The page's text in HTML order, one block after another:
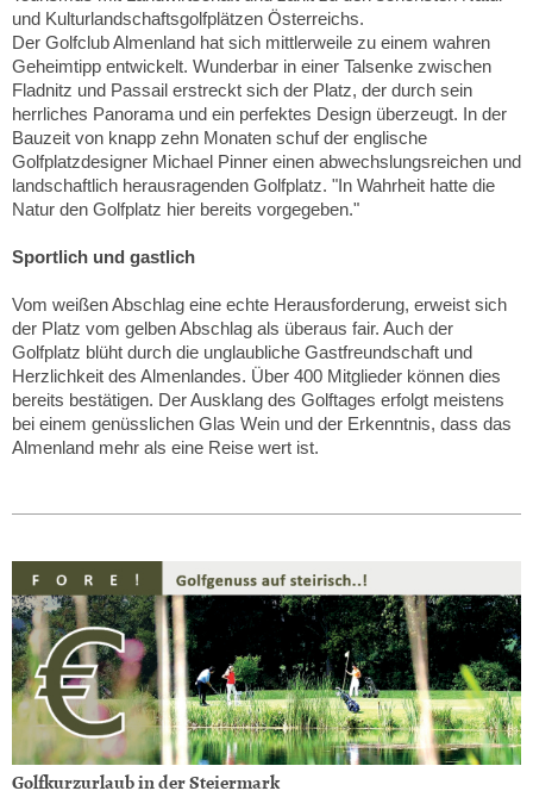
und Kulturlandschaftsgolfplätzen Österreichs.
Der Golfclub Almenland hat sich mittlerweile zu einem wahren
Geheimtipp entwickelt. Wunderbar in einer Talsenke zwischen
Fladnitz und Passail erstreckt sich der Platz, der durch sein
herrliches Panorama und ein perfektes Design überzeugt. In der
Bauzeit von knapp zehn Monaten schuf der englische
Golfplatzdesigner Michael Pinner einen abwechslungsreichen und
landschaftlich herausragenden Golfplatz. "In Wahrheit hatte die
Natur den Golfplatz hier bereits vorgegeben."
Sportlich und gastlich
Vom weißen Abschlag eine echte Herausforderung, erweist sich
der Platz vom gelben Abschlag als überaus fair. Auch der
Golfplatz blüht durch die unglaubliche Gastfreundschaft und
Herzlichkeit des Almenlandes. Über 400 Mitglieder können dies
bereits bestätigen. Der Ausklang des Golftages erfolgt meistens
bei einem genüsslichen Glas Wein und der Erkenntnis, dass das
Almenland mehr als eine Reise wert ist.
Golfkurzurlaub in der Steiermark